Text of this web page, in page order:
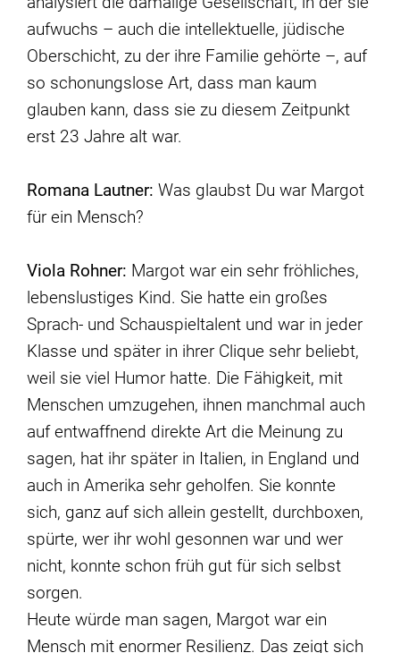
aufwuchs – auch die intellektuelle, jüdische
Oberschicht, zu der ihre Familie gehörte –, auf
so schonungslose Art, dass man kaum
glauben kann, dass sie zu diesem Zeitpunkt
erst 23 Jahre alt war.
Romana Lautner: Was glaubst Du war Margot
für ein Mensch?
Viola Rohner: Margot war ein sehr fröhliches,
lebenslustiges Kind. Sie hatte ein großes
Sprach- und Schauspieltalent und war in jeder
Klasse und später in ihrer Clique sehr beliebt,
weil sie viel Humor hatte. Die Fähigkeit, mit
Menschen umzugehen, ihnen manchmal auch
auf entwaffnend direkte Art die Meinung zu
sagen, hat ihr später in Italien, in England und
auch in Amerika sehr geholfen. Sie konnte
sich, ganz auf sich allein gestellt, durchboxen,
spürte, wer ihr wohl gesonnen war und wer
nicht, konnte schon früh gut für sich selbst
sorgen.
Heute würde man sagen, Margot war ein
Mensch mit enormer Resilienz. Das zeigt sich